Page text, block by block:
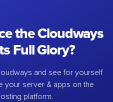
the Cloudways
Full Glory?
and see for yourself
your server & apps on the
platform.